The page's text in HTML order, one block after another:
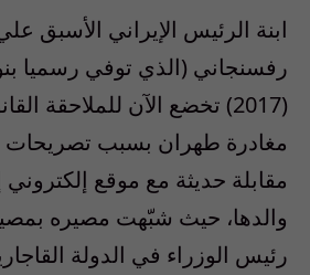
ابنة الرئيس الإيراني الأسبق
رفسنجاني (الذي توفي رسميا
(2017) تخضع الآن للملاحقة
مغادرة طهران بسبب تصريحات
مقابلة حديثة مع موقع إلكتروني
والدها، حيث شبّهت مصيره بمصير
رئيس الوزراء في الدولة